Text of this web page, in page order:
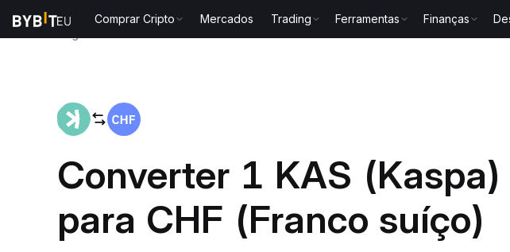
Comprar Cripto Mercados Trading Ferramentas Finanças
Converter 1 KAS (Kaspa)
para CHF (Franco suíço)